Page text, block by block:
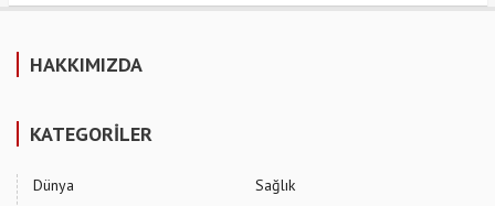
HAKKIMIZDA
KATEGORİLER
Dünya
Sağlık